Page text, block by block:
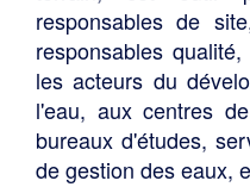
responsables de
responsables
les acteurs du
l'eau, aux centres
bureaux d'études,
de gestion des eaux,